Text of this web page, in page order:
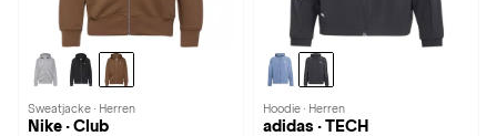
Sweatjacke · Herren
Nike · Club
Hoodie · Herren
adidas · TECH